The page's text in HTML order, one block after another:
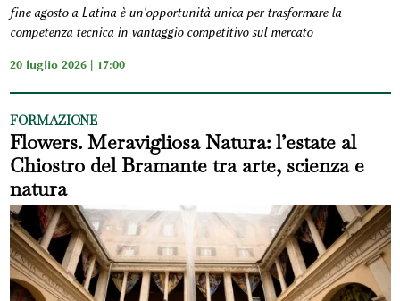
fine agosto a Latina è un'opportunità unica per trasformare la
competenza tecnica in vantaggio competitivo sul mercato
20 luglio 2026 | 17:00
FORMAZIONE
Flowers. Meravigliosa Natura: l’estate al
Chiostro del Bramante tra arte, scienza e
natura